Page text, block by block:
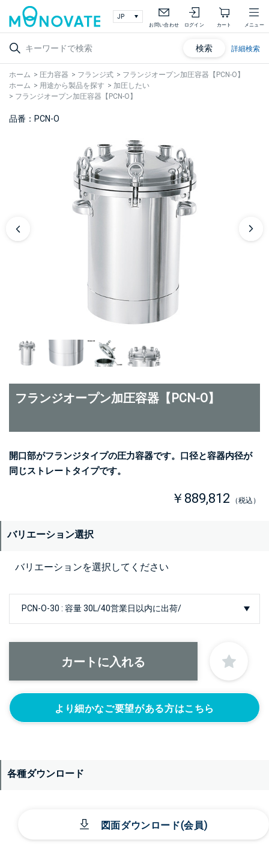
お問い合わせ ログイン カート メニュー
検索 詳細検索
ホーム > 圧力容器 > フランジ式 > フランジオープン加圧容器【PCN-O】
ホーム > 用途から製品を探す > 加圧したい
> フランジオープン加圧容器【PCN-O】
品番：PCN-O
フランジオープン加圧容器【PCN-O】
開口部がフランジタイプの圧力容器です。口径と容器内径が
同じストレートタイプです。
￥889,812 （税込）
バリエーション選択
バリエーションを選択してください
より細かなご要望がある方はこちら
各種ダウンロード
図面ダウンロード(会員)